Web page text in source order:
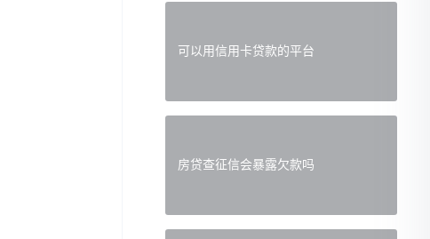
可以用信用卡贷款的平台
房贷查征信会暴露欠款吗